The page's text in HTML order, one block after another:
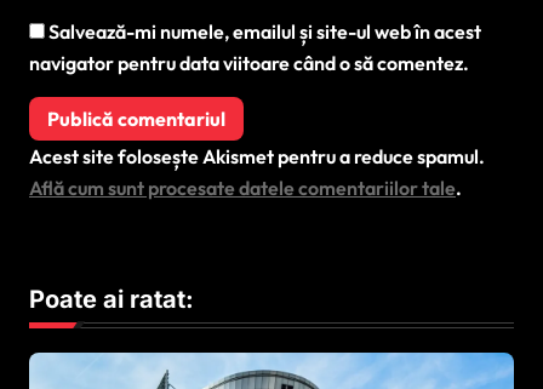
Salvează-mi numele, emailul și site-ul web în acest
navigator pentru data viitoare când o să comentez.
Acest site folosește Akismet pentru a reduce spamul.
Află cum sunt procesate datele comentariilor tale.
Poate ai ratat: